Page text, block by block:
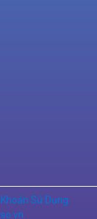
Sử Dụng